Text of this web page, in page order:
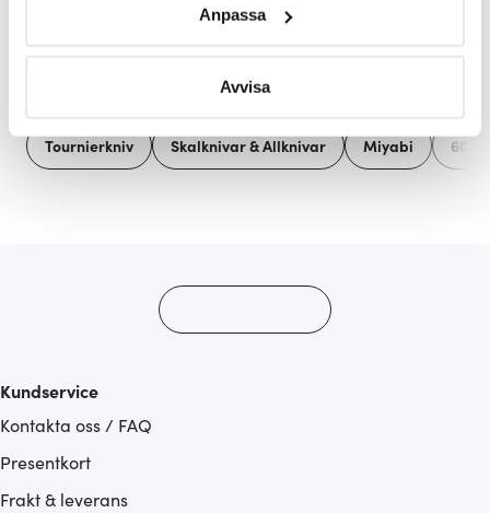
Ta reda på mer om hur dina personliga uppgifter
Du kan ändra eller dra tillbaka ditt samtycke när som
Vi använder cookies för att innehållet och annonserna
Anpassa
Avvisa
Tournierkniv Skalknivar & Allknivar Miyabi
Kundservice
Kontakta oss / FAQ
Presentkort
Frakt & leverans